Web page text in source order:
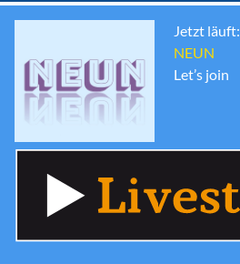
Jetzt läuft:
NEUN
Let’s join